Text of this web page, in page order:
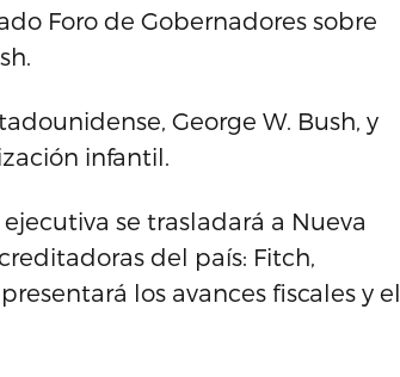
Foro de Gobernadores sobre
George W. Bush, y
infantil.
se trasladará a Nueva
del país: Fitch,
los avances fiscales y el